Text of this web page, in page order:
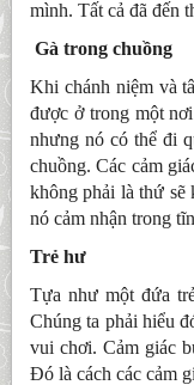
mình. Tất cả đã đến
Gà trong chuồng
Khi chánh niệm và
được ở trong một
nhưng nó có thể đi
chuồng. Các cảm
không phải là thứ sẽ
nó cảm nhận trong
Trẻ hư
Tựa như một đứa
Chúng ta phải hiểu
vui chơi. Cảm giác
Đó là cách các cảm